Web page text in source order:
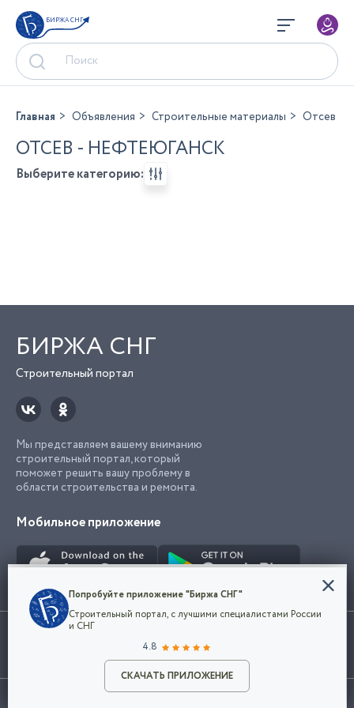
БИРЖА СНГ
Разместить объявление
Главная Объявления Строительные материалы Отсев
ОТСЕВ - НЕФТЕЮГАНСК
Выберите категорию:
БИРЖА СНГ
Строительный портал
Мы представляем вашему вниманию
строительный портал, который
поможет решить вашу проблему в
области строительства и ремонта.
Мобильное приложение
Использование сайта, в том числе подача объявлений, означает
марки представленные на сайте являются собственностью их
©2026Биржа СНГ
Конфиденциальность
Мы используем файлы cookie, чтобы сделать
наш сайт удобным для каждого
Политикой конфиденциальности компании
и принимаете условия использования cookie.
Попробуйте приложение "Биржа СНГ"
Строительный портал, с лучшими специалистами России
и СНГ
4.8
СКАЧАТЬ ПРИЛОЖЕНИЕ